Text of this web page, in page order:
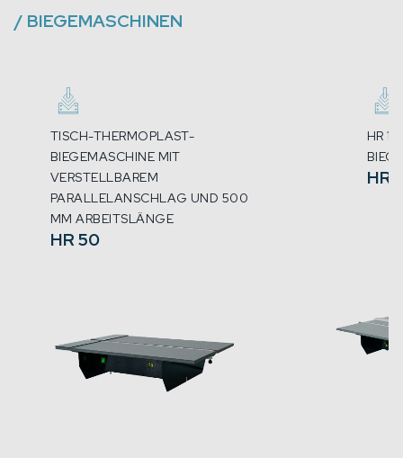
/ BIEGEMASCHINEN
TISCH-THERMOPLAST-
BIEGEMASCHINE MIT
VERSTELLBAREM
PARALLELANSCHLAG UND 500
MM ARBEITSLÄNGE
HR 50
HR
HR